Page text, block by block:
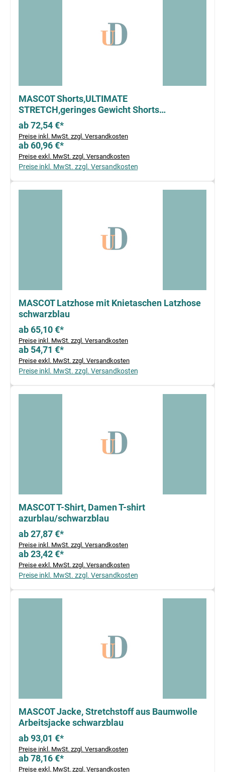
MASCOT Shorts,ULTIMATE
STRETCH,geringes Gewicht Shorts
schwarzblau
ab 72,54 €*
Preise inkl. MwSt. zzgl. Versandkosten
ab 60,96 €*
Preise exkl. MwSt. zzgl. Versandkosten
Preise inkl. MwSt. zzgl. Versandkosten
MASCOT Latzhose mit Knietaschen Latzhose
schwarzblau
ab 65,10 €*
Preise inkl. MwSt. zzgl. Versandkosten
ab 54,71 €*
Preise exkl. MwSt. zzgl. Versandkosten
Preise inkl. MwSt. zzgl. Versandkosten
MASCOT T-Shirt, Damen T-shirt
azurblau/schwarzblau
ab 27,87 €*
Preise inkl. MwSt. zzgl. Versandkosten
ab 23,42 €*
Preise exkl. MwSt. zzgl. Versandkosten
Preise inkl. MwSt. zzgl. Versandkosten
MASCOT Jacke, Stretchstoff aus Baumwolle
Arbeitsjacke schwarzblau
ab 93,01 €*
Preise inkl. MwSt. zzgl. Versandkosten
ab 78,16 €*
Preise exkl. MwSt. zzgl. Versandkosten